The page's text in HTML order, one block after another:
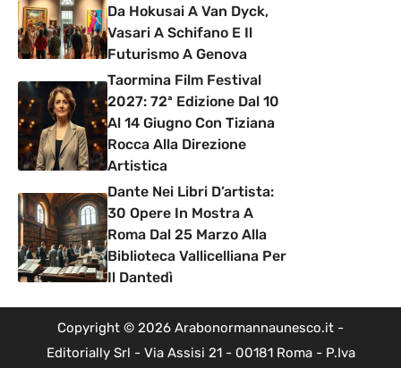
Da Hokusai A Van Dyck,
Vasari A Schifano E Il
Futurismo A Genova
Taormina Film Festival
2027: 72ª Edizione Dal 10
Al 14 Giugno Con Tiziana
Rocca Alla Direzione
Artistica
Dante Nei Libri D’artista:
30 Opere In Mostra A
Roma Dal 25 Marzo Alla
Biblioteca Vallicelliana Per
Il Dantedì
Copyright © 2026 Arabonormannaunesco.it -
Editorially Srl - Via Assisi 21 - 00181 Roma - P.Iva